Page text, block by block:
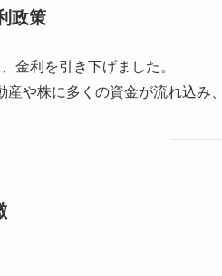
政策
金利を引き下げました。
産や株に多くの資金が流れ込み